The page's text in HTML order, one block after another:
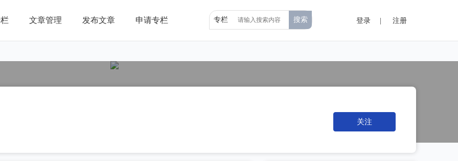
关注
文章管理 发布文章 申请专栏 专栏 登录 注册